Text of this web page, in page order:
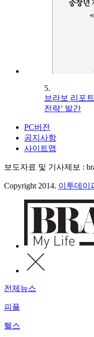
5.
브라보 리포
전략’ 발간
PC버전
공지사항
사이트맵
보도자료 및 기사제보 :
Copyright 2014. 이투데이
전체뉴스
피플
헬스